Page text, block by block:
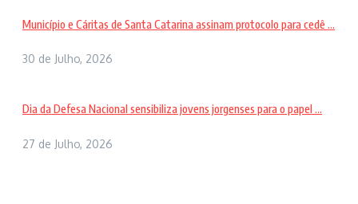
Município e Cáritas de Santa Catarina assinam protocolo para cedê ...
30 de Julho, 2026
Dia da Defesa Nacional sensibiliza jovens jorgenses para o papel ...
27 de Julho, 2026